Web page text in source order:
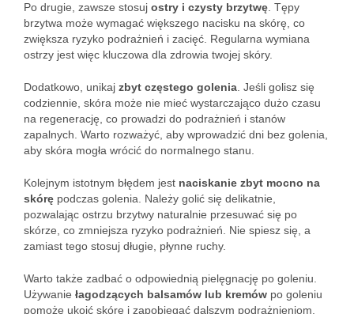
Po drugie, zawsze stosuj ostry i czysty brzytwę . Tępy
brzytwa może wymagać większego nacisku na skórę, co
zwiększa ryzyko podrażnień i zacięć. Regularna wymiana
ostrzy jest więc kluczowa dla zdrowia twojej skóry.
Dodatkowo, unikaj zbyt częstego golenia . Jeśli golisz się
codziennie, skóra może nie mieć wystarczająco dużo czasu
na regenerację, co prowadzi do podrażnień i stanów
zapalnych. Warto rozważyć, aby wprowadzić dni bez golenia,
aby skóra mogła wrócić do normalnego stanu.
Kolejnym istotnym błędem jest naciskanie zbyt mocno na
skórę podczas golenia. Należy golić się delikatnie,
pozwalając ostrzu brzytwy naturalnie przesuwać się po
skórze, co zmniejsza ryzyko podrażnień. Nie spiesz się, a
zamiast tego stosuj długie, płynne ruchy.
Warto także zadbać o odpowiednią pielęgnację po goleniu.
Używanie łagodzących balsamów lub kremów po goleniu
pomoże ukoić skórę i zapobiegać dalszym podrażnieniom.